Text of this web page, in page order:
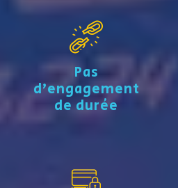
Pas
d’engagement
de durée